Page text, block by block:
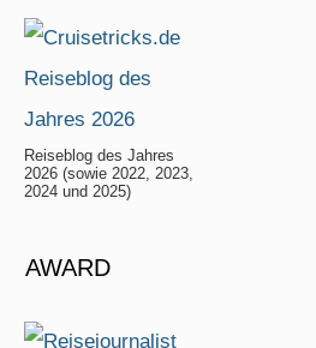
Reiseblog des Jahres
2026 (sowie 2022, 2023,
2024 und 2025)
AWARD